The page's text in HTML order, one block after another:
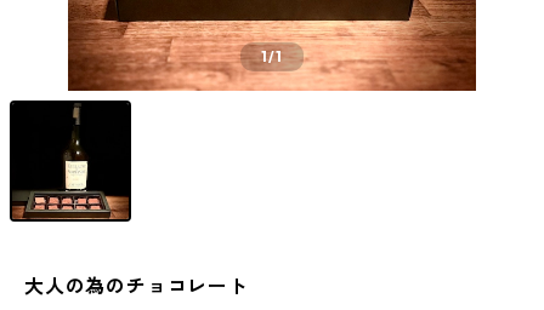
1/1
大人の為のチョコレート